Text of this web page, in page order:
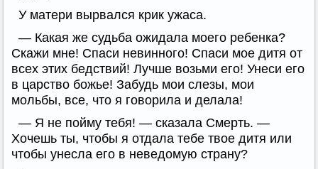
У матери вырвался крик ужаса.
— Какая же судьба ожидала моего ребенка?
Скажи мне! Спаси невинного! Спаси мое дитя от
всех этих бедствий! Лучше возьми его! Унеси его
в царство божье! Забудь мои слезы, мои
мольбы, все, что я говорила и делала!
— Я не пойму тебя! — сказала Смерть. —
Хочешь ты, чтобы я отдала тебе твое дитя или
чтобы унесла его в неведомую страну?